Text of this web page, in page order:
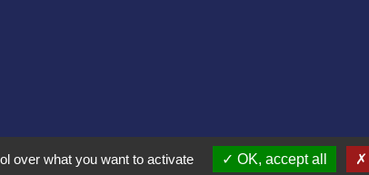
over what you want to activate OK, accept all